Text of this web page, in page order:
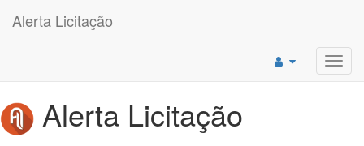
Alerta Licitação
Alerta Licitação